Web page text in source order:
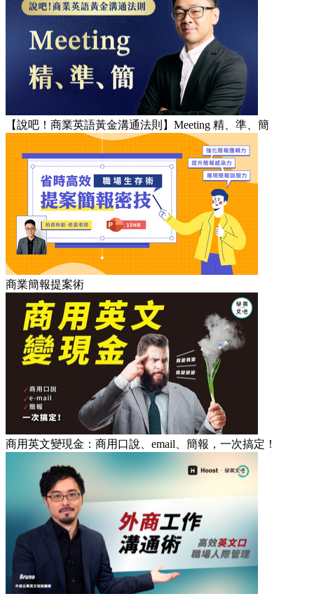
【說吧！商業英語黃金溝通法則】Meeting 精、準、簡
商業簡報提案術
商用英文變現金：商用口說、email、簡報，一次搞定！